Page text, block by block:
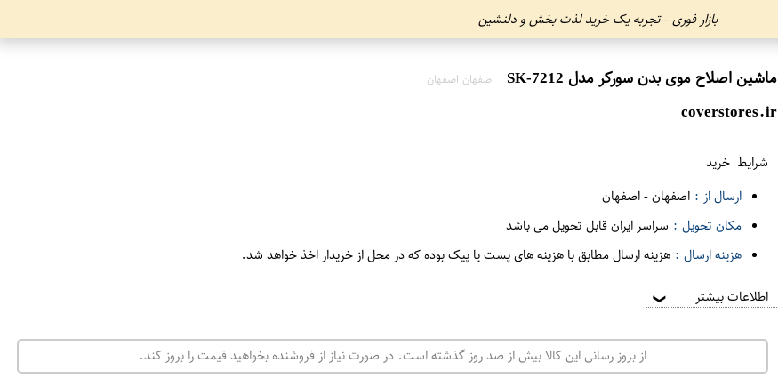
بازار فوری - تجربه یک خرید لذت بخش و دلنشین
ماشین اصلاح موی بدن سورکر مدل SK-7212 اصفهان اصفهان
coverstores.ir
شرایط خرید
ارسال از : اصفهان-اصفهان
مکان تحویل : سراسر ایران قابل تحویل می باشد
هزینه ارسال : هزینه ارسال مطابق با هزینه های پست یا پیک بوده که در محل از خریدار اخذ خواهد شد.
اطلاعات بیشتر ❯
از بروز رسانی این کالا بیش از صد روز گذشته است. در صورت نیاز از فروشنده بخواهید قیمت را بروز کند.